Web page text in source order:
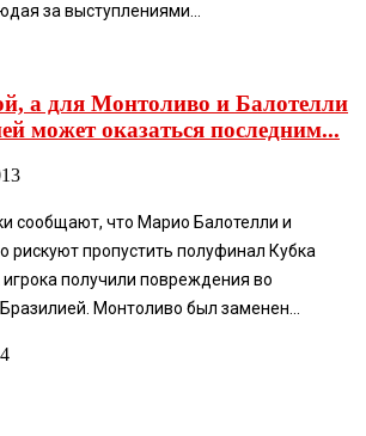
за выступлениями...
а для Монтоливо и Балотелли
может оказаться последним...
сообщают, что Марио Балотелли и
рискуют пропустить полуфинал Кубка
получили повреждения во
Монтоливо был заменен...